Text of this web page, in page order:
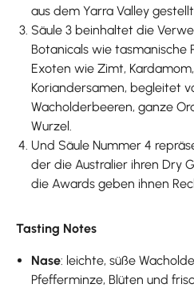
aus dem Yarra Valley gestellt.
Säule 3 beinhaltet die
Botanicals wie tasmanische
Exoten wie Zimt,
Koriandersamen, begleitet
Wacholderbeeren, ganze
Wurzel.
Und Säule Nummer 4
der die Australier ihren Dry
die Awards geben ihnen
Tasting Notes
Nase: leichte, süße
Pfefferminze, Blüten und